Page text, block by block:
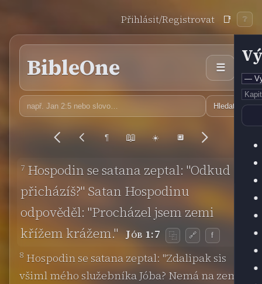
Přihlásit/Registrovat 📑 ❔
BibleOne ☰
Hledat
¶ 📖 ☀️ 🔲
7 Hospodin se satana zeptal: "Odkud
přicházíš?" Satan Hospodinu
odpověděl: "Procházel jsem zemi
křížem krážem." Jób 1:7 ⿻ 🔗 f
8 Hospodin se satana zeptal: "Zdalipak sis
všiml mého služebníka Jóba? Nemá na zemi